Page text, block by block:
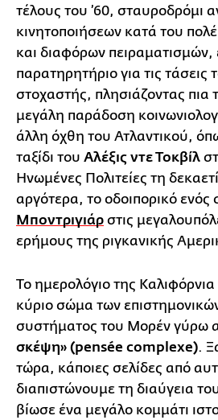
τέλους του ’60, σταυροδρόμι
κινητοποιήσεων κατά του
και διαφόρων πειραματισμών,
παρατηρητήριο για τις
στοχαστής, πλησιάζοντας πια
μεγάλη παράδοση
άλλη όχθη του Ατλαντικού,
ταξίδι του Αλέξις ντε Τοκβίλ
Ηνωμένες Πολιτείες τη
αργότερα, το οδοιπορικό
Μποντριγιάρ στις
ερήμους της ριγκανικής
Το ημερολόγιο της
κύριο σώμα των
συστήματος του Μορέν γύρω
σκέψη» (pensée complexe).
τώρα, κάποιες σελίδες από
διαπιστώνουμε τη διαύγεια
βίωσε ένα μεγάλο κομμάτι